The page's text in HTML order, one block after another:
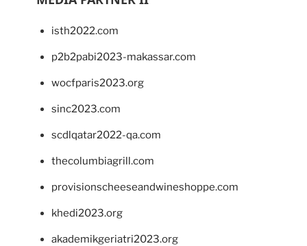
isth2022.com
p2b2pabi2023-makassar.com
wocfparis2023.org
sinc2023.com
scdlqatar2022-qa.com
thecolumbiagrill.com
provisionscheeseandwineshoppe.com
khedi2023.org
akademikgeriatri2023.org